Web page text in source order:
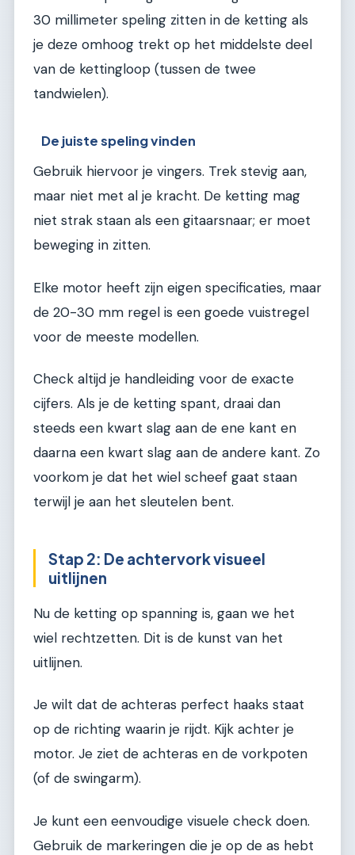
30 millimeter speling zitten in de ketting als
je deze omhoog trekt op het middelste deel
van de kettingloop (tussen de twee
tandwielen).
De juiste speling vinden
Gebruik hiervoor je vingers. Trek stevig aan,
maar niet met al je kracht. De ketting mag
niet strak staan als een gitaarsnaar; er moet
beweging in zitten.
Elke motor heeft zijn eigen specificaties, maar
de 20-30 mm regel is een goede vuistregel
voor de meeste modellen.
Check altijd je handleiding voor de exacte
cijfers. Als je de ketting spant, draai dan
steeds een kwart slag aan de ene kant en
daarna een kwart slag aan de andere kant. Zo
voorkom je dat het wiel scheef gaat staan
terwijl je aan het sleutelen bent.
Stap 2: De achtervork visueel
uitlijnen
Nu de ketting op spanning is, gaan we het
wiel rechtzetten. Dit is de kunst van het
uitlijnen.
Je wilt dat de achteras perfect haaks staat
op de richting waarin je rijdt. Kijk achter je
motor. Je ziet de achteras en de vorkpoten
(of de swingarm).
Je kunt een eenvoudige visuele check doen.
Gebruik de markeringen die je op de as hebt